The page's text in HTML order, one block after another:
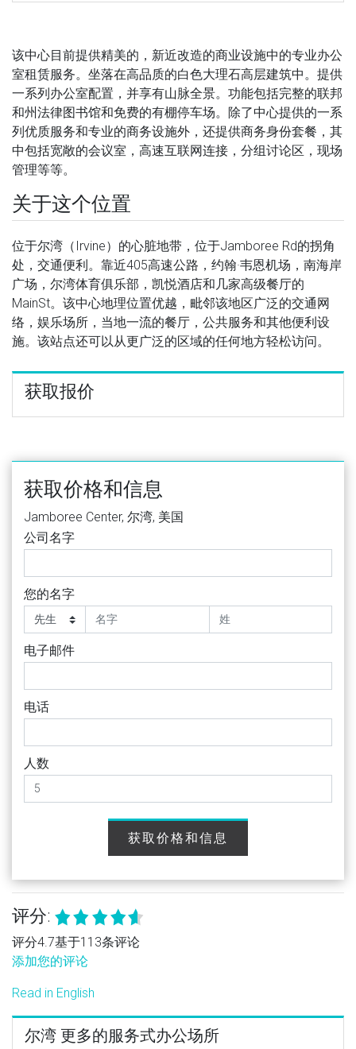
该中心目前提供精美的，新近改造的商业设施中的专业办公
室租赁服务。坐落在高品质的白色大理石高层建筑中。提供
一系列办公室配置，并享有山脉全景。功能包括完整的联邦
和州法律图书馆和免费的有棚停车场。除了中心提供的一系
列优质服务和专业的商务设施外，还提供商务身份套餐，其
中包括宽敞的会议室，高速互联网连接，分组讨论区，现场
管理等等。
关于这个位置
位于尔湾（Irvine）的心脏地带，位于Jamboree Rd的拐角
处，交通便利。靠近405高速公路，约翰·韦恩机场，南海岸
广场，尔湾体育俱乐部，凯悦酒店和几家高级餐厅的
MainSt。该中心地理位置优越，毗邻该地区广泛的交通网
络，娱乐场所，当地一流的餐厅，公共服务和其他便利设
施。该站点还可以从更广泛的区域的任何地方轻松访问。
获取报价
获取价格和信息
Jamboree Center, 尔湾, 美国
公司名字
您的名字
电子邮件
电话
人数
获取价格和信息
评分:
评分4.7基于113条评论
添加您的评论
Read in English
尔湾 更多的服务式办公场所